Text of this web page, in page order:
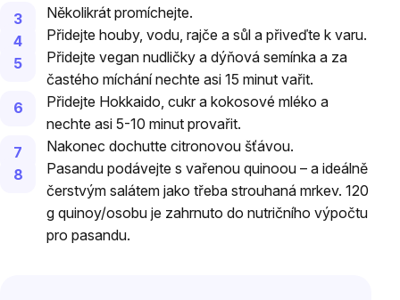
Několikrát promíchejte.
Přidejte houby, vodu, rajče a sůl a přiveďte k varu.
Přidejte vegan nudličky a dýňová semínka a za
častého míchání nechte asi 15 minut vařit.
Přidejte Hokkaido, cukr a kokosové mléko a
nechte asi 5-10 minut provařit.
Nakonec dochutte citronovou šťávou.
Pasandu podávejte s vařenou quinoou – a ideálně
čerstvým salátem jako třeba strouhaná mrkev. 120
g quinoy/osobu je zahrnuto do nutričního výpočtu
pro pasandu.